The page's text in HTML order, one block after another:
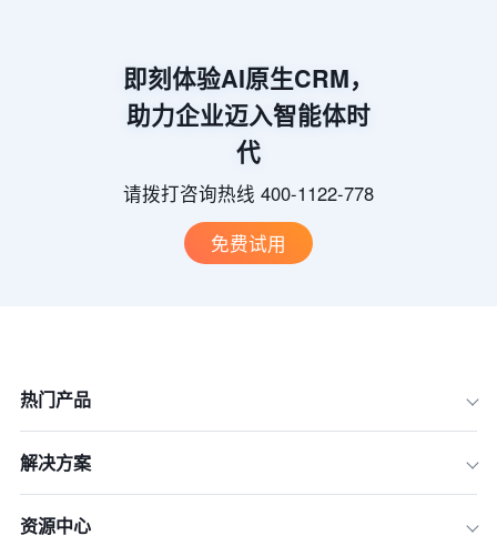
即刻体验AI原生CRM，
助力企业迈入智能体时
代
请拨打咨询热线 400-1122-778
免费试用
热门产品
解决方案
资源中心